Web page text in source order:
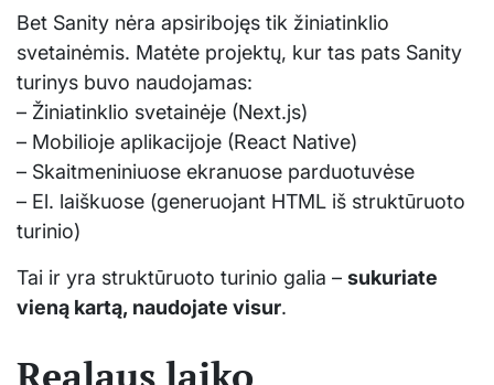
Bet Sanity nėra apsiribojęs tik žiniatinklio
svetainėmis. Matėte projektų, kur tas pats Sanity
turinys buvo naudojamas:
– Žiniatinklio svetainėje (Next.js)
– Mobilioje aplikacijoje (React Native)
– Skaitmeniniuose ekranuose parduotuvėse
– El. laiškuose (generuojant HTML iš struktūruoto
turinio)
Tai ir yra struktūruoto turinio galia – sukuriate
vieną kartą, naudojate visur.
Realaus laiko